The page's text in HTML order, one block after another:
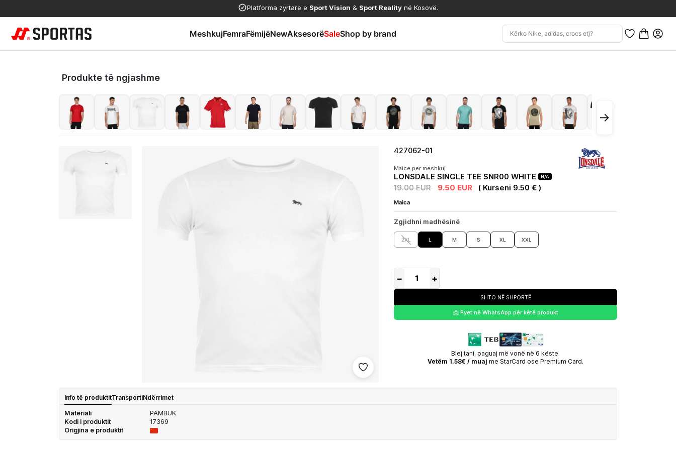
Platforma zyrtare e Sport Vision & Sport Reality në Kosovë.
MeshkujFemraFëmijëNewAksesorëSaleShop by brand
Produkte të ngjashme
→
Shto në wishlist
427062-01
Maice per meshkuj
LONSDALE SINGLE TEE SNR00 WHITE N/A
19.00 EUR 9.50 EUR ( Kurseni 9.50 € )
Maica
Zgjidhni madhësinë
2XL L M S XL XXL
− +
SHTO NË SHPORTË
📩 Pyet në WhatsApp për këtë produkt
Blej tani, paguaj më vonë në 6 këste.
Vetëm 1.58€ / muaj me StarCard ose Premium Card.
Info të produktitTransportiNdërrimet
Materiali
PAMBUK
Kodi i produktit
17369
Origjina e produktit